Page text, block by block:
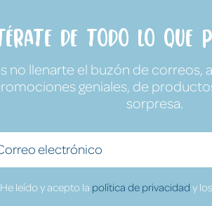
de todo lo que
no llenarte el buzón de correos,
geniales, de
sorpresa.
He leído y acepto la política de privacidad y los